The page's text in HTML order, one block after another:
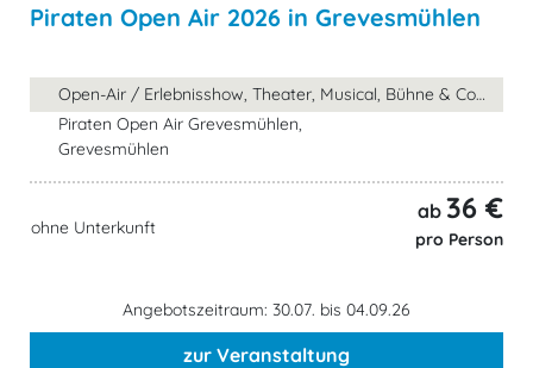
Piraten Open Air 2026 in Grevesmühlen
Open-Air / Erlebnisshow, Theater, Musical, Bühne & Comedy, ...
Piraten Open Air Grevesmühlen,
Grevesmühlen
ohne Unterkunft
ab 36 €
pro Person
Angebotszeitraum: 30.07. bis 04.09.26
zur Veranstaltung